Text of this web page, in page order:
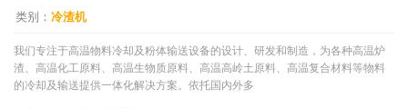
类别： 冷渣机
我们专注于高温物料冷却及粉体输送设备的设计、研发和制造，为各种高温炉
渣、高温化工原料、高温生物质原料、高温高岭土原料、高温复合材料等物料
的冷却及输送提供一体化解决方案。依托国内外多